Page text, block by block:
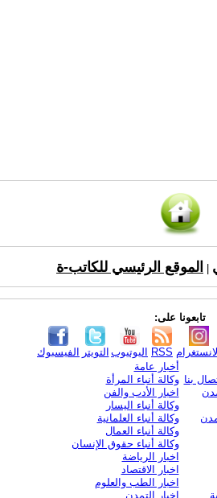
الموقع الرئيسي للكاتب-ة
تابعونا على:
الفيسبوك التويتر اليوتيوب RSS
بنا
أخبار عامة
وكالة أنباء المرأة
اخبار الأدب والفن
وكالة أنباء اليسار
وكالة أنباء العلمانية
وكالة أنباء العمال
وكالة أنباء حقوق الإنسان
اخبار الرياضة
اخبار الاقتصاد
اخبار الطب والعلوم
اخبار التمدن